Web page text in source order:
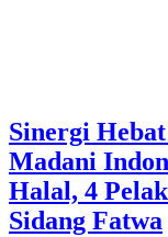
Sinergi
Madani
Halal, 4
Sidang Fatwa